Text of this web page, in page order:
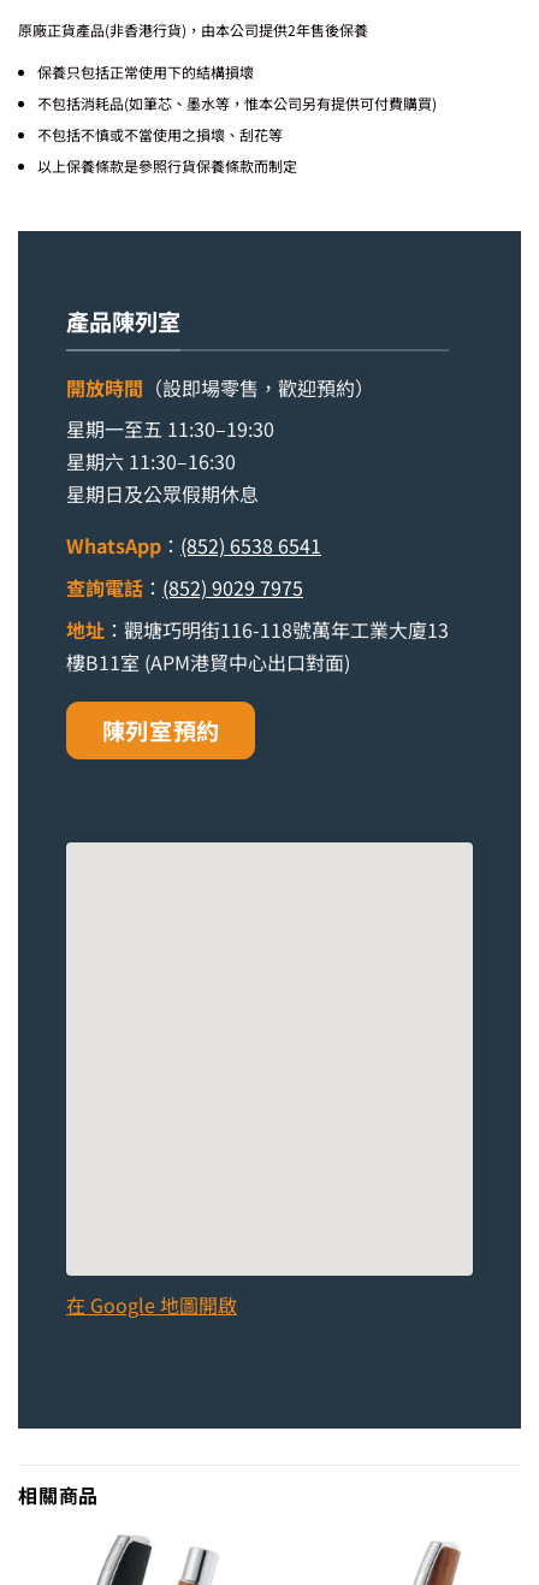
原廠正貨產品(非香港行貨)，由本公司提供2年售後保養
保養只包括正常使用下的結構損壞
不包括消耗品(如筆芯、墨水等，惟本公司另有提供可付費購買)
不包括不慎或不當使用之損壞、刮花等
以上保養條款是參照行貨保養條款而制定
產品陳列室
開放時間 （設即場零售，歡迎預約）
星期一至五 11:30–19:30
星期六 11:30–16:30
星期日及公眾假期休息
WhatsApp ： (852) 6538 6541
查詢電話 ： (852) 9029 7975
地址 ：觀塘巧明街116-118號萬年工業大廈13
樓B11室 (APM港貿中心出口對面)
陳列室預約
在 Google 地圖開啟
相關商品